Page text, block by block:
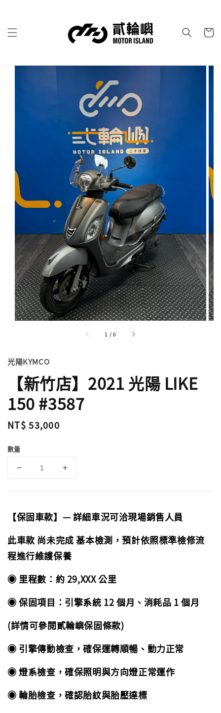
1 /6
光陽KYMCO
【新竹店】2021 光陽 LIKE
150 #3587
Regular
NT$ 53,000
數量
【保固車款】— 詳細車況可洽現場銷售人員
此車款 尚未完成 基本檢測，預計依照標準檢修流
程進行維護保養
◉ 里程數：約 29,XXX 公里
◉ 保固項目：引擎系統 12 個月、消耗品 1 個月
(詳情可參閱貳輪嶼保固條款)
◉ 引擎傳動檢查，確保運轉順暢、動力正常
◉ 燈系檢查，確保照明與方向燈正常運作
◉ 輪胎檢查，確認胎紋與胎壓達標